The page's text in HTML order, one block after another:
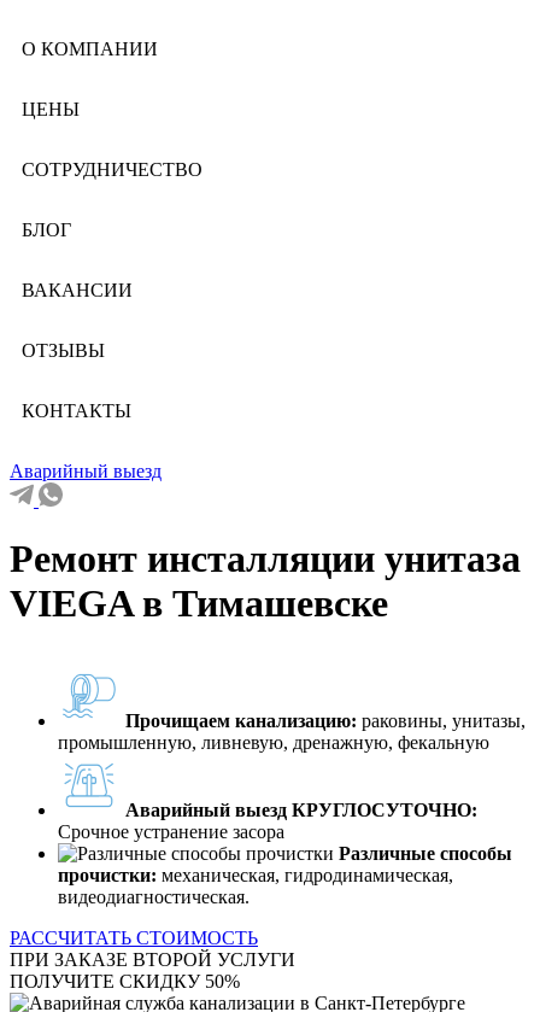
О КОМПАНИИ
ЦЕНЫ
СОТРУДНИЧЕСТВО
БЛОГ
ВАКАНСИИ
ОТЗЫВЫ
КОНТАКТЫ
Аварийный выезд
Ремонт инсталляции унитаза
VIEGA в Тимашевске
Прочищаем канализацию: раковины, унитазы,
промышленную, ливневую, дренажную, фекальную
Аварийный выезд КРУГЛОСУТОЧНО:
Срочное устранение засора
Различные способы
прочистки: механическая, гидродинамическая,
видеодиагностическая.
РАССЧИТАТЬ СТОИМОСТЬ
ПРИ ЗАКАЗЕ ВТОРОЙ УСЛУГИ
ПОЛУЧИТЕ СКИДКУ 50%